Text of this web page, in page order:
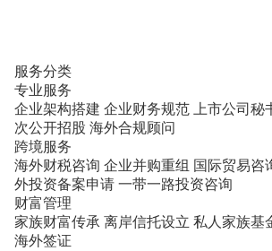
服务分类
专业服务
企业架构搭建 企业财务规范 上市公司秘
次公开招股 海外合规顾问
跨境服务
海外财税咨询 企业并购重组 国际贸易咨
外投资备案申请 一带一路投资咨询
财富管理
家族财富传承 离岸信托设立 私人家族基
海外签证